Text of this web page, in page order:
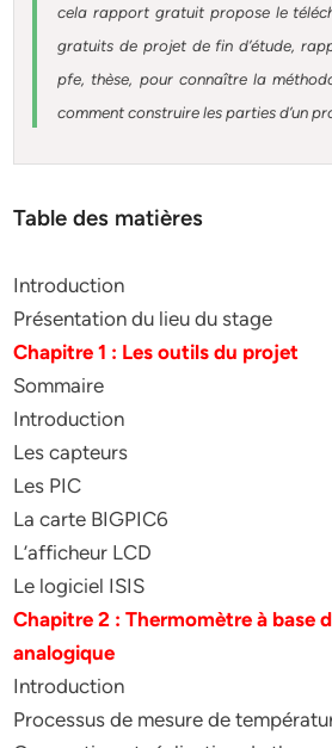
cela rapport gratuit propose le
gratuits de projet de fin d’étude,
pfe, thèse, pour connaître la
comment construire les parties d’un
Table des matières
Introduction
Présentation du lieu du stage
Chapitre 1 : Les outils du projet
Sommaire
Introduction
Les capteurs
Les PIC
La carte BIGPIC6
L’afficheur LCD
Le logiciel ISIS
Chapitre 2 : Thermomètre à base
analogique
Introduction
Processus de mesure de